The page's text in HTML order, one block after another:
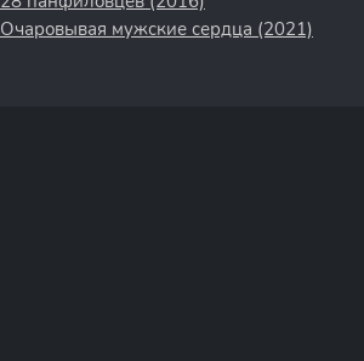
Очаровывая мужские сердца (2021)